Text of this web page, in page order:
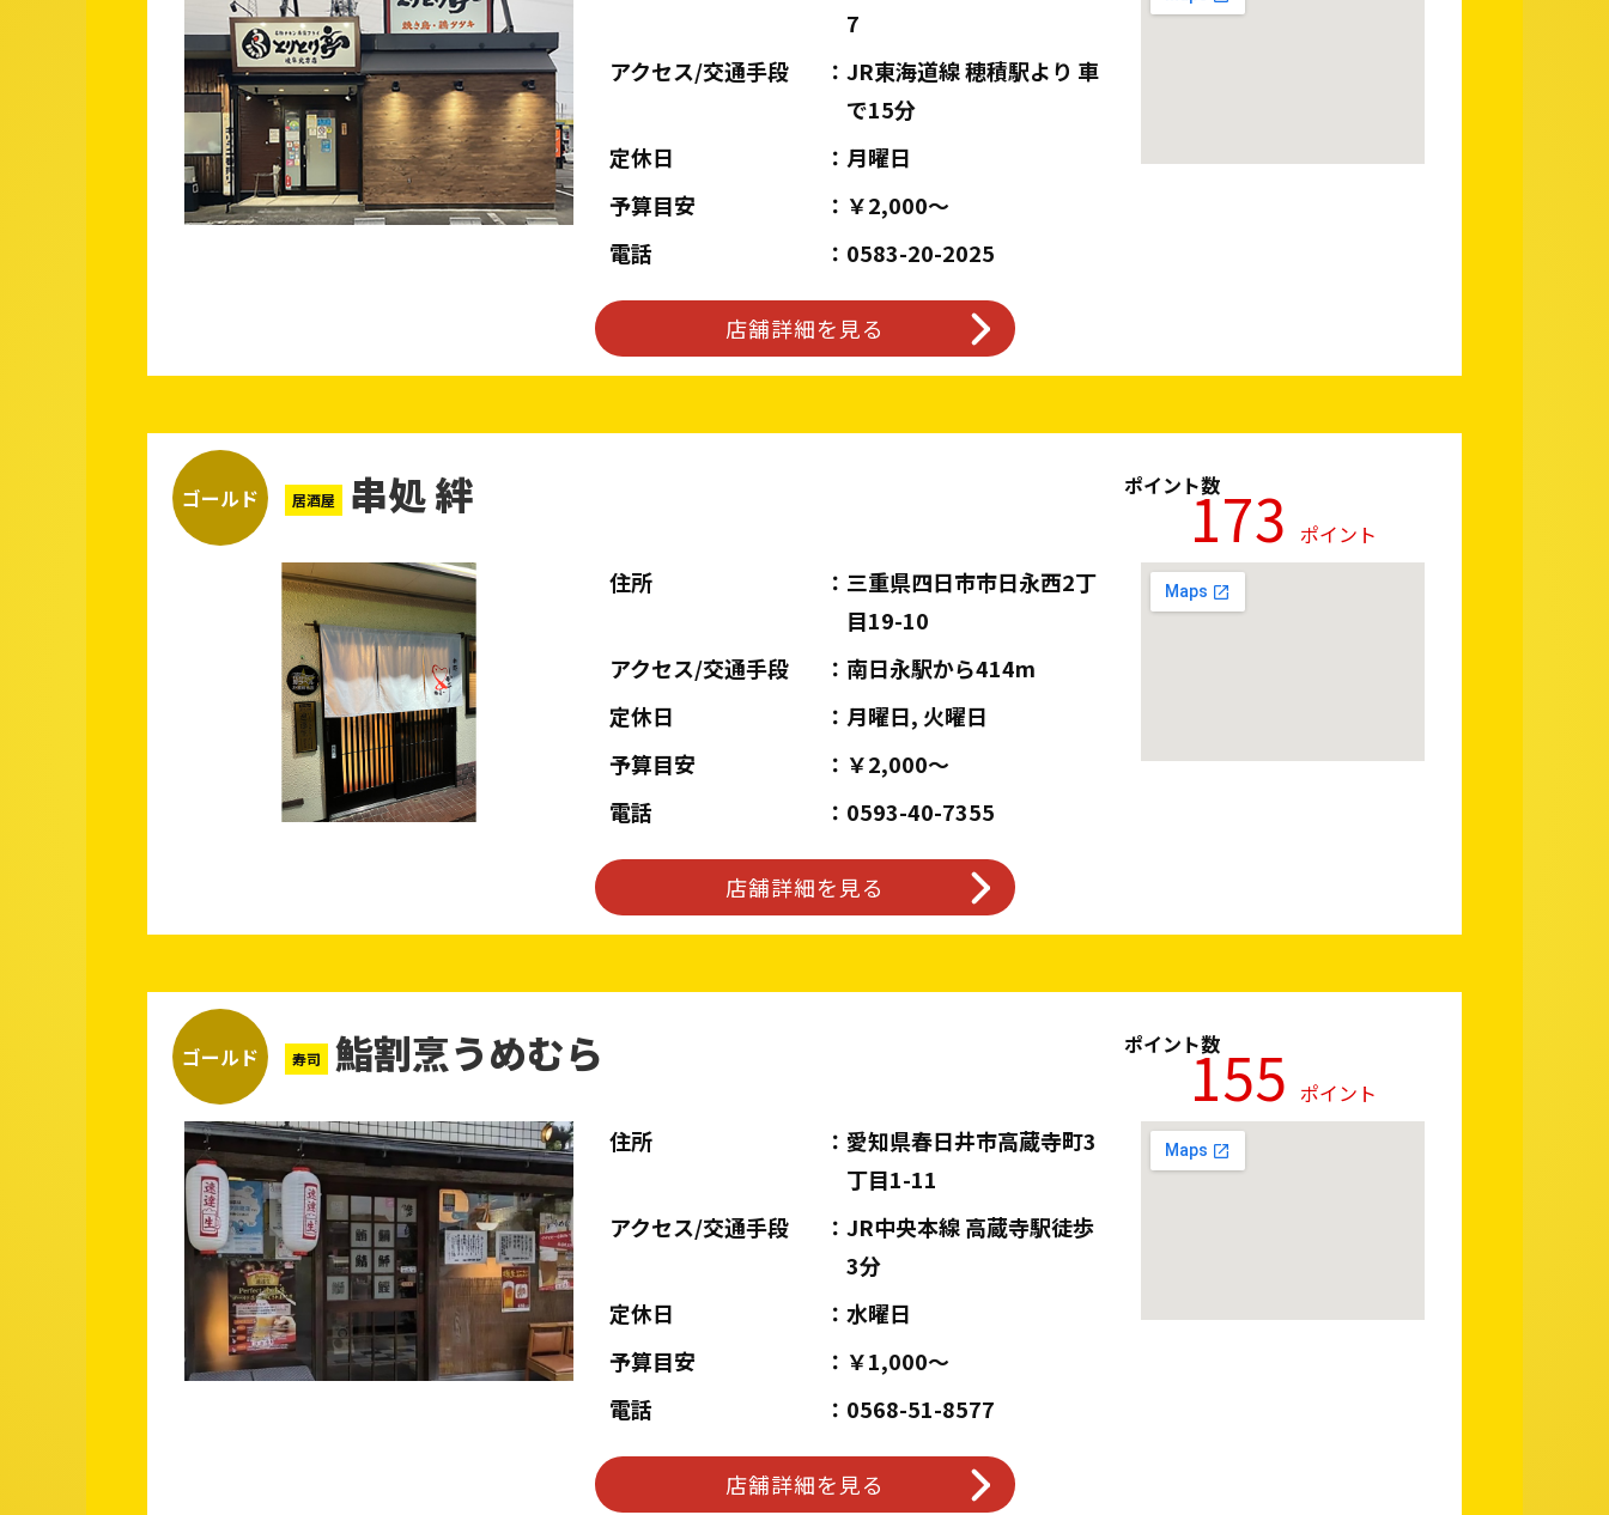
7
アクセス/交通手段
JR東海道線 穂積駅より 車
で15分
定休日
月曜日
予算目安
￥2,000～
電話
0583-20-2025
店舗詳細を見る
ゴールド 居酒屋 串処 絆 ポイント数173 ポイント
住所
三重県四日市市日永西2丁
目19-10
アクセス/交通手段
南日永駅から414m
定休日
月曜日, 火曜日
予算目安
￥2,000～
電話
0593-40-7355
店舗詳細を見る
ゴールド 寿司 鮨割烹うめむら ポイント数155 ポイント
住所
愛知県春日井市高蔵寺町3
丁目1-11
アクセス/交通手段
JR中央本線 高蔵寺駅徒歩
3分
定休日
水曜日
予算目安
￥1,000～
電話
0568-51-8577
店舗詳細を見る